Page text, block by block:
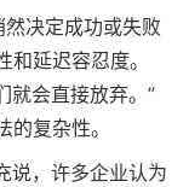
决定成功或失败
延迟容忍度。
就会直接放弃。”
复杂性。
说，许多企业认为